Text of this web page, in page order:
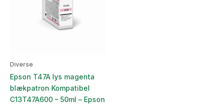
Diverse
Epson T47A lys magenta
blækpatron Kompatibel
C13T47A600 – 50ml – Epson